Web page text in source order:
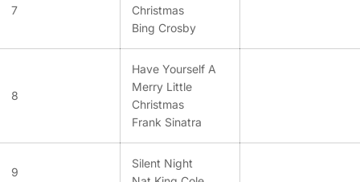
7
Christmas
Bing Crosby
8
Have Yourself A
Merry Little
Christmas
Frank Sinatra
9
Silent Night